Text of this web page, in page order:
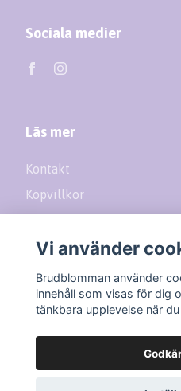
Sociala medier
Läs mer
Kontakt
Köpvillkor
Prenumerera på vårt
Vi använder
Brudblomman använder
innehåll som visas för dig
tänkbara upplevelse när